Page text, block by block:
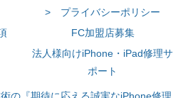
> プライバシーポリシー
FC加盟店募集
法人様向けiPhone・iPad修理サ
ポート